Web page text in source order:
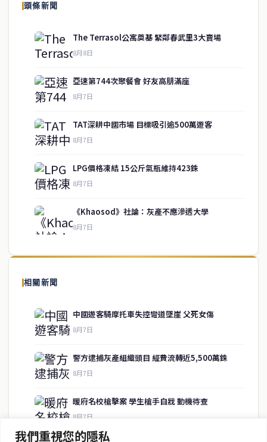
我們重視您的隱私
頭條新聞
The Terrasol公寓奠基 緊鄰春武里3大賣場
8月8日
亞速第744次聚餐會 好友高朋滿座
8月7日
TAT深耕中國市場 目標吸引逾500萬遊客
8月7日
LPG價格凍結 15公斤氣瓶維持423銖
8月7日
《Khaosod》社論：灰產不應滲透大學
8月7日
相關新聞
中國遊客騎摩托車失控彎道墜崖 父死女傷
8月7日
警方逮捕灰產組織頭目 經費流轉近5,500萬銖
8月7日
暖府名校槍擊案 學生槍手自戕 動機待查
8月7日
關於我們
泰國中文新聞（TCN）是一家總部設於曼谷的中文新聞媒體，致力於
供即時、客觀、多元的中文新聞內容。
房地產
service@thaichinesenews.com